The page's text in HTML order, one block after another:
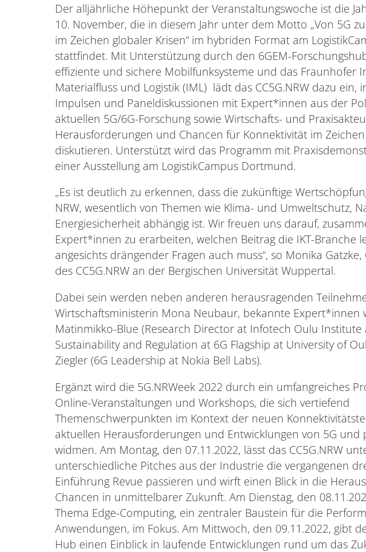
Der alljährliche Höhepunkt der Veranstaltungswoche ist die
10. November, die in diesem Jahr unter dem Motto „Von 5G
im Zeichen globaler Krisen“ im hybriden Format am
stattfindet. Mit Unterstützung durch den 6GEM-
effiziente und sichere Mobilfunksysteme und das Fraunhofer
Materialfluss und Logistik (IML) lädt das CC5G.NRW dazu ein,
Impulsen und Paneldiskussionen mit Expert*innen aus der
aktuellen 5G/6G-Forschung sowie Wirtschafts- und
Herausforderungen und Chancen für Konnektivität im
diskutieren. Unterstützt wird das Programm mit
einer Ausstellung am LogistikCampus Dortmund.
„Es ist deutlich zu erkennen, dass die zukünftige
NRW, wesentlich von Themen wie Klima- und Umweltschutz,
Energiesicherheit abhängig ist. Wir freuen uns darauf,
Expert*innen zu erarbeiten, welchen Beitrag die IKT-Branche
angesichts drängender Fragen auch muss“, so Monika
des CC5G.NRW an der Bergischen Universität Wuppertal.
Dabei sein werden neben anderen herausragenden
Wirtschaftsministerin Mona Neubaur, bekannte Expert*innen
Matinmikko-Blue (Research Director at Infotech Oulu
Sustainability and Regulation at 6G Flagship at University of
Ziegler (6G Leadership at Nokia Bell Labs).
Ergänzt wird die 5G.NRWeek 2022 durch ein umfangreiches
Online-Veranstaltungen und Workshops, die sich vertiefend
Themenschwerpunkten im Kontext der neuen
aktuellen Herausforderungen und Entwicklungen von 5G und
widmen. Am Montag, den 07.11.2022, lässt das CC5G.NRW
unterschiedliche Pitches aus der Industrie die vergangenen
Einführung Revue passieren und wirft einen Blick in die
Chancen in unmittelbarer Zukunft. Am Dienstag, den
Thema Edge-Computing, ein zentraler Baustein für die
Anwendungen, im Fokus. Am Mittwoch, den 09.11.2022, gibt
Hub einen Einblick in laufende Entwicklungen rund um das